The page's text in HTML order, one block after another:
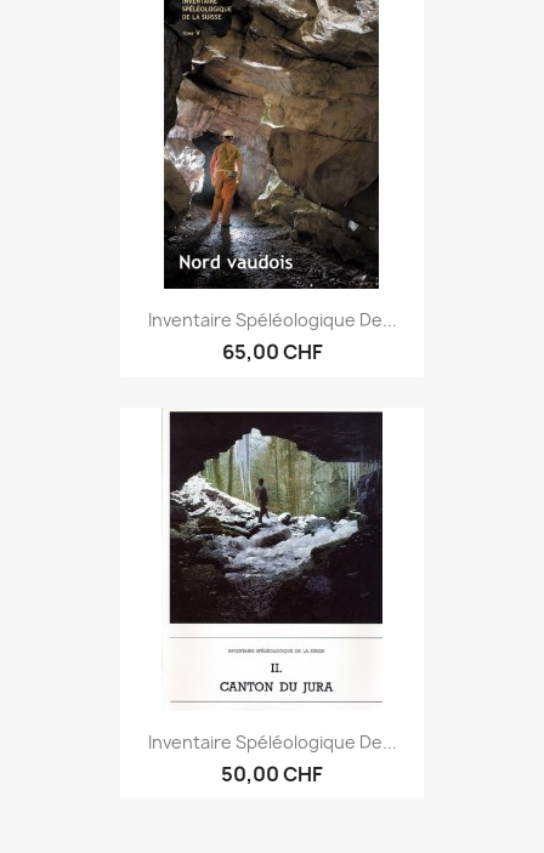
Inventaire Spéléologique De...
65,00 CHF
Inventaire Spéléologique De...
50,00 CHF